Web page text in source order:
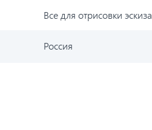
Все для отрисовки эскиза
Россия